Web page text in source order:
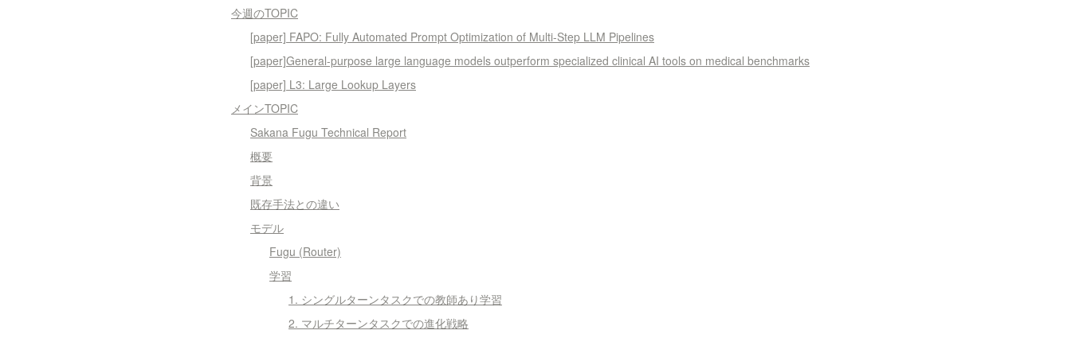
今週のTOPIC
[paper] FAPO: Fully Automated Prompt Optimization of Multi-Step LLM Pipelines
[paper]General-purpose large language models outperform specialized clinical AI tools on medical benchmarks
[paper] L3: Large Lookup Layers
メインTOPIC
Sakana Fugu Technical Report
概要
背景
既存手法との違い
モデル
Fugu (Router)
学習
1. シングルターンタスクでの教師あり学習
2. マルチターンタスクでの進化戦略